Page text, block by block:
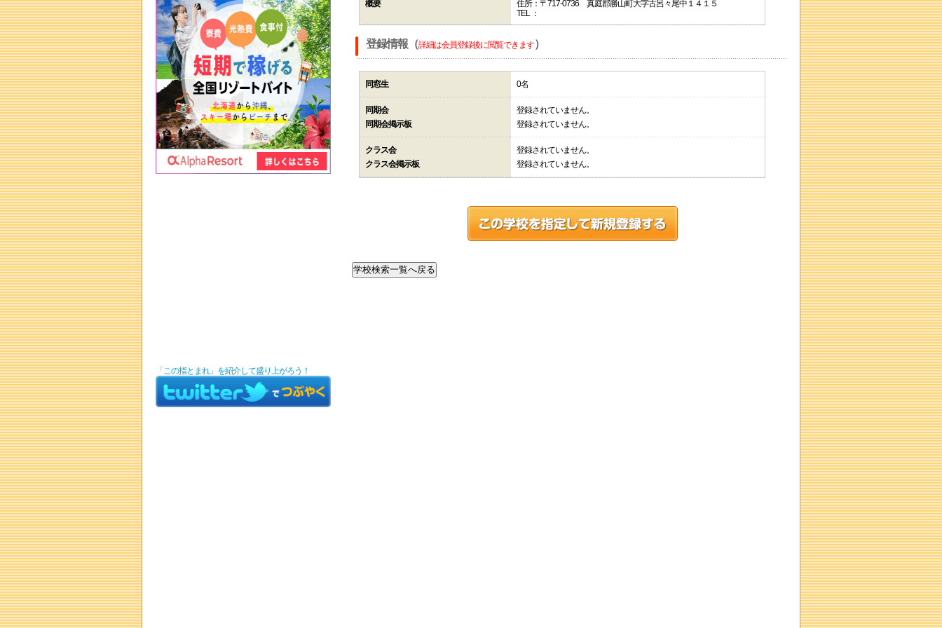
概要
住所：〒717-0736 真庭郡勝山町大字古呂々尾中１４１５
TEL ：
登録情報（詳細は会員登録後に閲覧できます）
同窓生 0名
同期会
同期会掲示板
登録されていません。
登録されていません。
クラス会
クラス会掲示板
登録されていません。
登録されていません。
「この指とまれ」を紹介して盛り上がろう！